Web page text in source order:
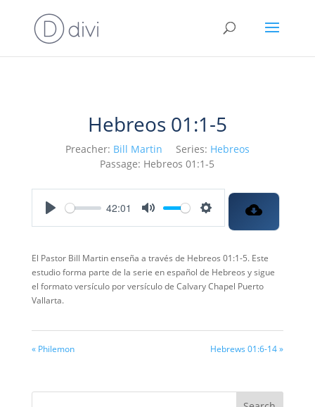
Hebreos 01:1-5
Preacher: Bill Martin Series: Hebreos
Passage: Hebreos 01:1-5
42:01
El Pastor Bill Martin enseña a través de Hebreos 01:1-5. Este
estudio forma parte de la serie en español de Hebreos y sigue
el formato versículo por versículo de Calvary Chapel Puerto
Vallarta.
« Philemon Hebrews 01:6-14 »